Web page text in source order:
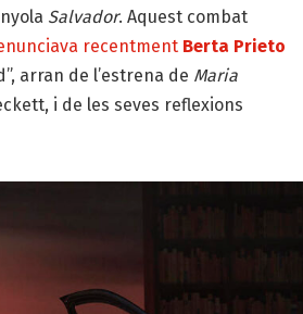
Salvador. Aquest combat
recentment Berta Prieto
arran de l’estrena de Maria
i de les seves reflexions